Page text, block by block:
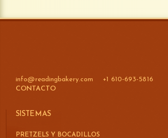
info@readingbakery.com
+1 610-693-5816
CONTACTO
SISTEMAS
PRETZELS Y BOCADILLOS